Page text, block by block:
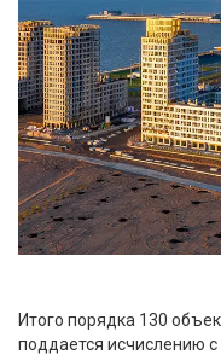
Итого порядка 130
поддается исчислению